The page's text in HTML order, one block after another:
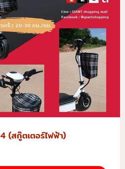
(สกู๊ตเตอร์ไฟฟ้า)